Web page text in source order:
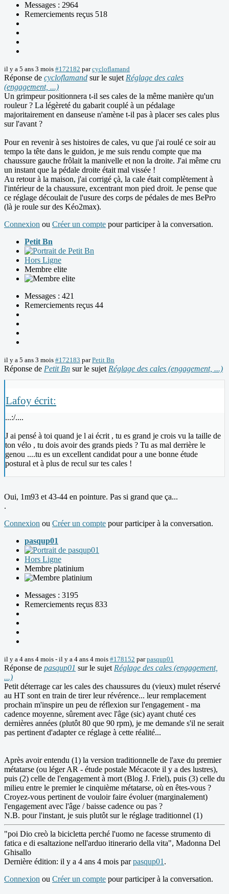
Messages : 2964
Remerciements reçus 518
il y a 5 ans 3 mois #172182 parcycloflamand
Réponse de cycloflamand sur le sujet Réglage des cales
(engagement, ...)
Un grimpeur positionnera t-il ses cales de la même manière qu'un
rouleur ? La légèreté du gabarit couplé à un pédalage
majoritairement en danseuse n'amène t-il pas à placer ses cales plus
sur l'avant ?
Pour en revenir à ses histoires de cales, vu que j'ai roulé ce soir au
tempo la tête dans le guidon, je me suis rendu compte que ma
chaussure gauche frôlait la manivelle et non la droite. J'ai même cru
un instant que la pédale droite était mal vissée !
Au retour à la maison, j'ai corrigé çà, la cale était complètement à
l'intérieur de la chaussure, excentrant mon pied droit. Je pense que
ce réglage découlait de l'usure des corps de pédales de mes BePro
(là je roule sur des Kéo2max).
Connexion ou Créer un compte pour participer à la conversation.
Petit Bn
Hors Ligne
Membre elite
Messages : 421
Remerciements reçus 44
il y a 5 ans 3 mois #172183 parPetit Bn
Réponse de Petit Bn sur le sujet Réglage des cales (engagement, ...)
Lafoy écrit:
...:/....
J ai pensé à toi quand je l ai écrit , tu es grand je crois vu la taille de
ton vélo , tu dois avoir des grands pieds ? Tu as mal derrière le
genou ....tu es un excellent candidat pour a une bonne étude
postural et à plus de recul sur tes cales !
Oui, 1m93 et 43-44 en pointure. Pas si grand que ça...
.
Connexion ou Créer un compte pour participer à la conversation.
pasqup01
Hors Ligne
Membre platinium
Messages : 3195
Remerciements reçus 833
il y a 4 ans 4 mois - il y a 4 ans 4 mois #178152 parpasqup01
Réponse de pasqup01 sur le sujet Réglage des cales (engagement,
...)
Petit déterrage car les cales des chaussures du (vieux) mulet réservé
au HT sont en train de tirer leur révérence... leur remplacement
prochain m'inspire un peu de réflexion sur l'engagement - ma
cadence moyenne, sûrement avec l'âge (sic) ayant chuté ces
dernières années (plutôt 80 que 90 rpm), je me demande s'il ne serait
pas pertinent d'adapter ce réglage à cette réalité...
Après avoir entendu (1) la version traditionnelle de l'axe du premier
métatarse (ou léger AR - étude postale Mécacote il y a des lustres),
puis (2) celle de l'engagement à mort (Blog J. Friel), puis (3) celle du
milieu entre le premier le cinquième métatarse, où en êtes-vous ?
Croyez-vous pertinent de vouloir faire évoluer (marginalement)
l'engagement avec l'âge / baisse cadence ou pas ?
N.B. pour l'instant, je suis plutôt sur le réglage traditionnel (1)
"poi Dio creò la bicicletta perché l'uomo ne facesse strumento di
fatica e di esaltazione nell'arduo itinerario della vita", Madonna Del
Ghisallo
Dernière édition: il y a 4 ans 4 mois parpasqup01 .
Connexion ou Créer un compte pour participer à la conversation.